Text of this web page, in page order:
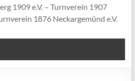
1909 e.V. – Turnverein 1907
1876 Neckargemünd e.V.